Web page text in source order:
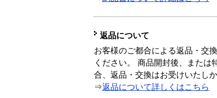
返品について
お客様のご都合による返品・交
ください。 商品開封後、または
合、返品・交換はお受けいたし
⇒返品について詳しくはこちら